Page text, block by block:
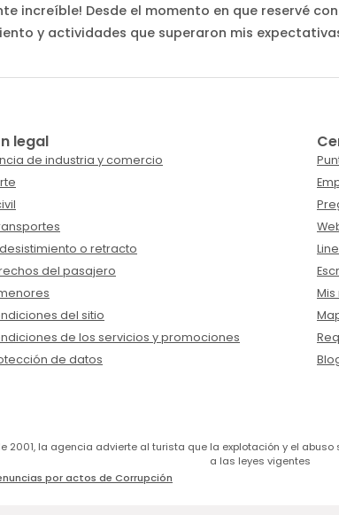
increíble! Desde el momento en que reservé
y actividades que superaron mis
legal
de industria y comercio
o retracto
del pasajero
del sitio
de los servicios y promociones
de datos
2001, la agencia advierte al turista que la explotación y el
a las leyes vigentes
por actos de Corrupción